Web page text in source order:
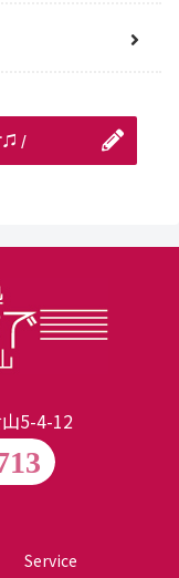
♫ /
5-4-12
Service